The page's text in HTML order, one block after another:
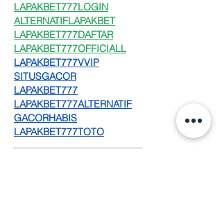
LAPAKBET777LOGIN
ALTERNATIFLAPAKBET
LAPAKBET777DAFTAR
LAPAKBET777OFFICIALL
LAPAKBET777VVIP
SITUSGACOR
LAPAKBET777
LAPAKBET777ALTERNATIF
GACORHABIS
LAPAKBET777TOTO